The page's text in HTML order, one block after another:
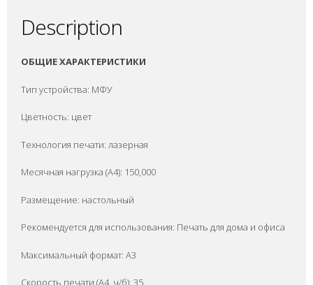
Description
ОБЩИЕ ХАРАКТЕРИСТИКИ
Тип устройства: МФУ
Цветность: цвет
Технология печати: лазерная
Месячная нагрузка (A4): 150,000
Размещение: настольный
Рекомендуется для использования: Печать для дома и офиса
Максимальный формат: A3
Скорость печати (А4, ч/б): 35